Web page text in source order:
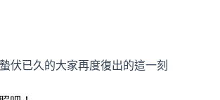
伏已久的大家再度復出的這一刻